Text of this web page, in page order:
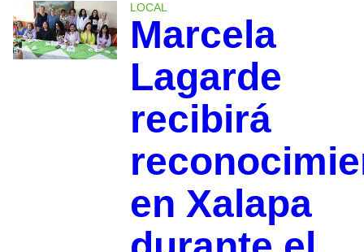
LOCAL
Marcela
Lagarde
recibirá
en Xalapa